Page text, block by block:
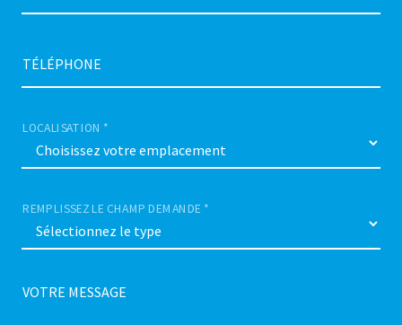
TÉLÉPHONE
LOCALISATION *
REMPLISSEZ LE CHAMP DEMANDE *
VOTRE MESSAGE